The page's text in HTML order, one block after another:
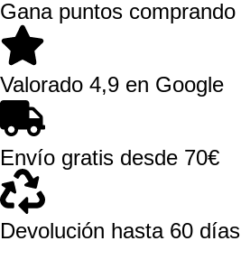
Gana puntos comprando
Valorado 4,9 en Google
Envío gratis desde 70€
Devolución hasta 60 días